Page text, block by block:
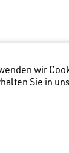
wir
Sie in